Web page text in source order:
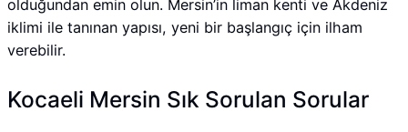
olduğundan emin olun. Mersin’in liman kenti ve Akdeniz
iklimi ile tanınan yapısı, yeni bir başlangıç için ilham
verebilir.
Kocaeli Mersin Sık Sorulan Sorular